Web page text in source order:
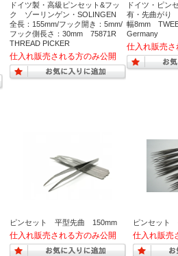
ドイツ製・高級ピンセット&フッ
ク ゾーリンゲン・SOLINGEN
全長：155mm/フック開き：5mm/
フック側長さ：30mm 75871R
THREAD PICKER
ドイツ・ピン
有・先曲がり
幅8mm
Germany
ピンセット 平型先曲 150mm ピンセット